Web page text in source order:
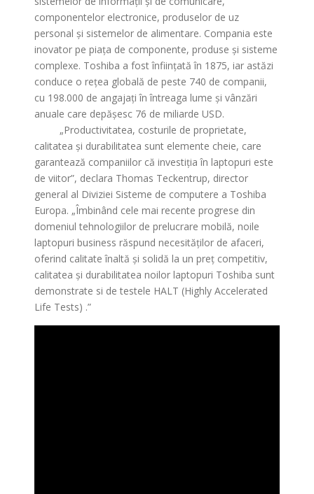
componentelor electronice, produselor de uz
personal şi sistemelor de alimentare. Compania este
inovator pe piaţa de componente, produse şi sisteme
complexe. Toshiba a fost înfiinţată în 1875, iar astăzi
conduce o reţea globală de peste 740 de companii,
cu 198.000 de angajaţi în întreaga lume şi vânzări
anuale care depăşesc 76 de miliarde USD.
„Productivitatea, costurile de proprietate,
calitatea şi durabilitatea sunt elemente cheie, care
garantează companiilor că investiţia în laptopuri este
de viitor”, declara Thomas Teckentrup, director
general al Diviziei Sisteme de computere a Toshiba
Europa. „Îmbinând cele mai recente progrese din
domeniul tehnologiilor de prelucrare mobilă, noile
laptopuri business răspund necesităţilor de afaceri,
oferind calitate înaltă şi solidă la un preţ competitiv,
calitatea şi durabilitatea noilor laptopuri Toshiba sunt
demonstrate si de testele HALT (Highly Accelerated
Life Tests) .”